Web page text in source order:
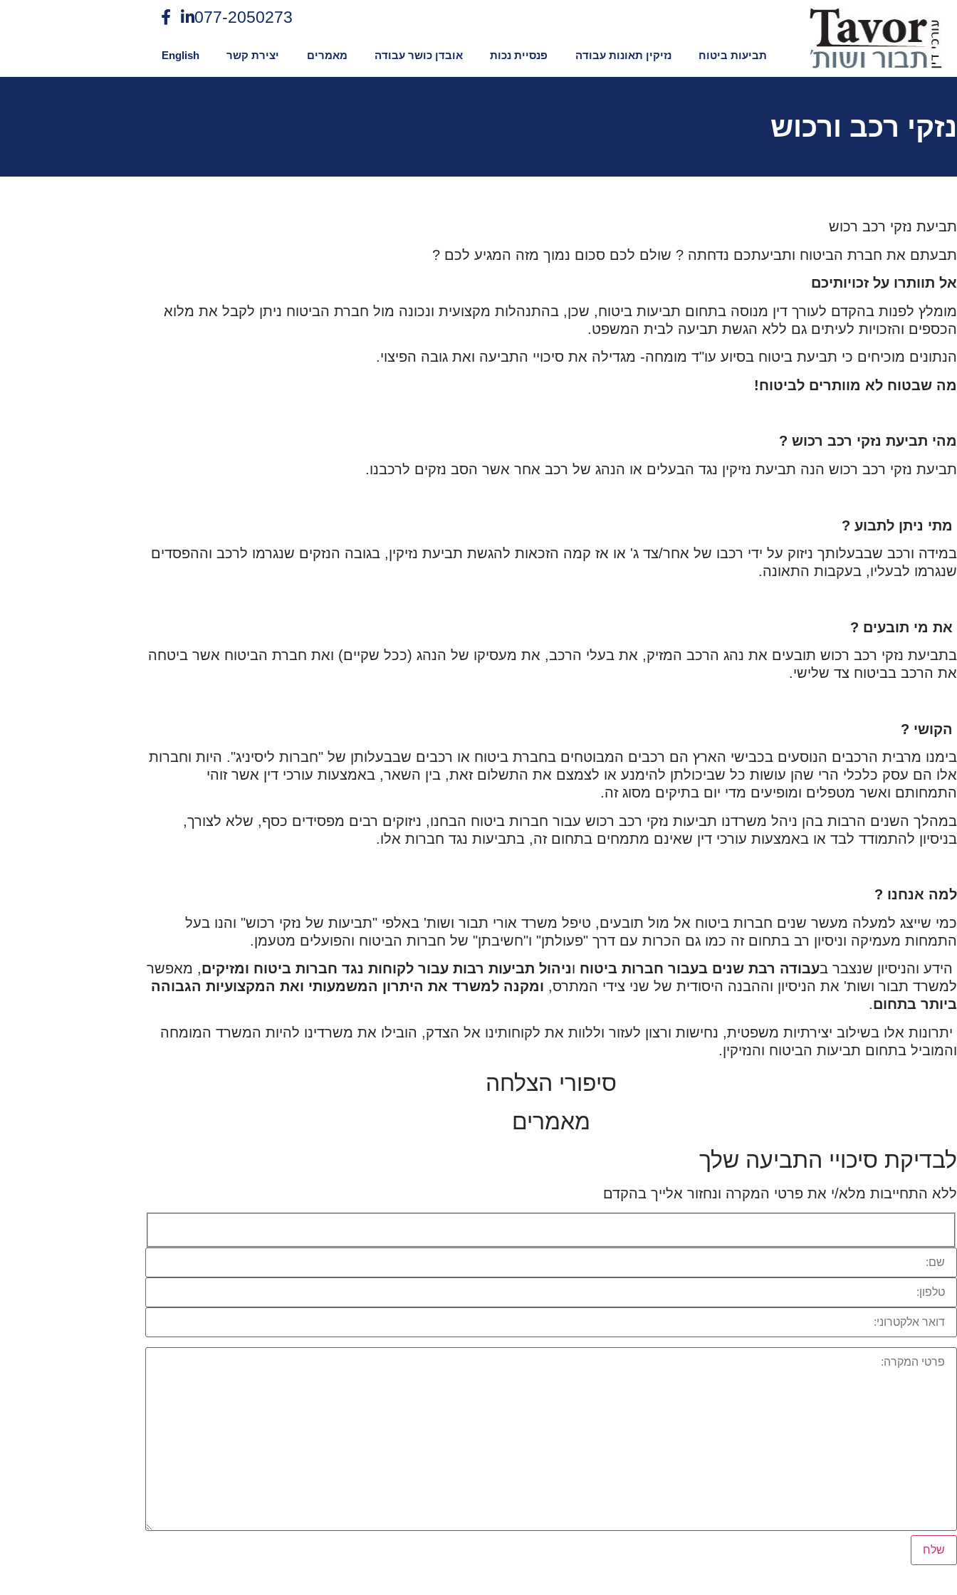
077-2050273
תביעות ביטוח נזיקין תאונות עבודה פנסיית נכות אובדן כושר עבודה מאמרים יצירת קשר English
נזקי רכב ורכוש
תביעת נזקי רכב רכוש
תבעתם את חברת הביטוח ותביעתכם נדחתה ? שולם לכם סכום נמוך מזה המגיע לכם ?
אל תוותרו על זכויותיכם
מומלץ לפנות בהקדם לעורך דין מנוסה בתחום תביעות ביטוח, שכן, בהתנהלות מקצועית ונכונה מול חברת הביטוח ניתן לקבל את מלוא
הכספים והזכויות לעיתים גם ללא הגשת תביעה לבית המשפט.
הנתונים מוכיחים כי תביעת ביטוח בסיוע עו"ד מומחה- מגדילה את סיכויי התביעה ואת גובה הפיצוי.
מה שבטוח לא מוותרים לביטוח!
מהי תביעת נזקי רכב רכוש ?
תביעת נזקי רכב רכוש הנה תביעת נזיקין נגד הבעלים או הנהג של רכב אחר אשר הסב נזקים לרכבנו.
מתי ניתן לתבוע ?
במידה ורכב שבבעלותך ניזוק על ידי רכבו של אחר/צד ג' או אז קמה הזכאות להגשת תביעת נזיקין, בגובה הנזקים שנגרמו לרכב וההפסדים
שנגרמו לבעליו, בעקבות התאונה.
את מי תובעים ?
בתביעת נזקי רכב רכוש תובעים את נהג הרכב המזיק, את בעלי הרכב, את מעסיקו של הנהג (ככל שקיים) ואת חברת הביטוח אשר ביטחה
את הרכב בביטוח צד שלישי.
הקושי ?
בימנו מרבית הרכבים הנוסעים בכבישי הארץ הם רכבים המבוטחים בחברת ביטוח או רכבים שבבעלותן של "חברות ליסיניג". היות וחברות
אלו הם עסק כלכלי הרי שהן עושות כל שביכולתן להימנע או לצמצם את התשלום זאת, בין השאר, באמצעות עורכי דין אשר זוהי
התמחותם ואשר מטפלים ומופיעים מדי יום בתיקים מסוג זה.
במהלך השנים הרבות בהן ניהל משרדנו תביעות נזקי רכב רכוש עבור חברות ביטוח הבחנו, ניזוקים רבים מפסידים כסף, שלא לצורך,
בניסיון להתמודד לבד או באמצעות עורכי דין שאינם מתמחים בתחום זה, בתביעות נגד חברות אלו.
למה אנחנו ?
כמי שייצג למעלה מעשר שנים חברות ביטוח אל מול תובעים, טיפל משרד אורי תבור ושות' באלפי "תביעות של נזקי רכוש" והנו בעל
התמחות מעמיקה וניסיון רב בתחום זה כמו גם הכרות עם דרך "פעולתן" ו"חשיבתן" של חברות הביטוח והפועלים מטעמן.
הידע והניסיון שנצבר בעבודה רבת שנים בעבור חברות ביטוח וניהול תביעות רבות עבור לקוחות נגד חברות ביטוח ומזיקים, מאפשר
למשרד תבור ושות' את הניסיון וההבנה היסודית של שני צידי המתרס, ומקנה למשרד את היתרון המשמעותי ואת המקצועיות הגבוהה
ביותר בתחום.
יתרונות אלו בשילוב יצירתיות משפטית, נחישות ורצון לעזור וללוות את לקוחותינו אל הצדק, הובילו את משרדינו להיות המשרד המומחה
והמוביל בתחום תביעות הביטוח והנזיקין.
סיפורי הצלחה
מאמרים
לבדיקת סיכויי התביעה שלך
ללא התחייבות מלא/י את פרטי המקרה ונחזור אלייך בהקדם